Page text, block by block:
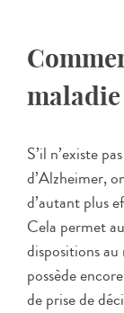
maladie
S’il n’existe
d’Alzheimer,
d’autant plus
Cela permet
dispositions
possède
de prise de